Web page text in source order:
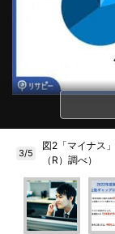
3/5
図2「マイナス
（R）調べ）